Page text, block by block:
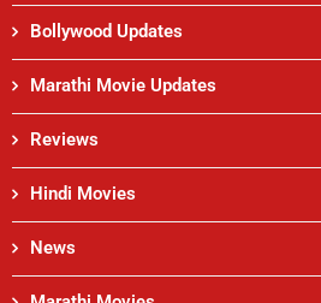
Bollywood Updates
Marathi Movie Updates
Reviews
Hindi Movies
News